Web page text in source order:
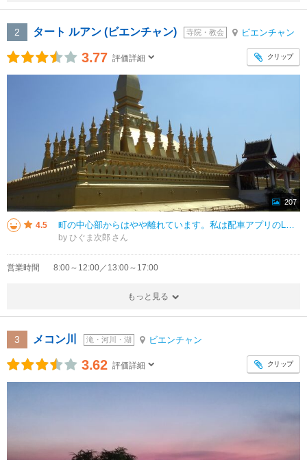
2 タート ルアン (ビエンチャン) 寺院・教会 ビエンチャン
3.77 評価詳細 クリップ
207
4.5 町の中心部からはやや離れています。私は配車アプリのLOCAで行きました。車で近づくにつれて巨大な黄金の寺院が見えてきます。ワクワクします。今まで見たこともないような金ぴかに光るお寺です。行ってみる価値はあると思います。どこ
by ひぐま次郎
営業時間 8:00～12:00／13:00～17:00
もっと見る
3 メコン川 滝・河川・湖 ビエンチャン
3.62 評価詳細 クリップ